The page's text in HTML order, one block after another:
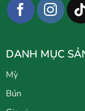
DANH MỤC
Mỳ
Bún